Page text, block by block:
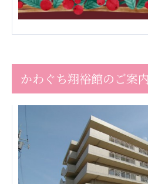
株式会社エネクト 株式
海外
美迪克（上海）商务咨询有限公司
共生（大連）商務諮詢有限公司
台灣善合股份有限公司
Angkor-Japan Friendship
Hospital
クヴィアン小学校・カンボジア日本
ィアン中学校
カンボジア日本友好技術教育センタ
かわぐち翔裕館のご案内